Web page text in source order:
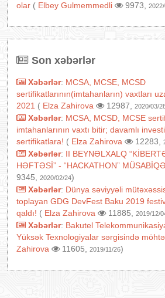
olar ( Elbey Gulmemmedli 9973,
Son xəbərlər
Xəbərlər: MCSA, MCSE, MCSD
sertifikatlarının(imtahanların) vaxtları
2021 ( Elza Zahirova 12987, 2020/03/
Xəbərlər: MCSA, MCSD, MCSE
imtahanlarının vaxtı bitir; davamlı
sertifikatlara! ( Elza Zahirova 12283,
Xəbərlər: II BEYNƏLXALQ
HƏFTƏSİ” - “HACKATHON”
9345,
2020/02/24)
Xəbərlər: Dünya səviyyəli
toplayan GDG DevFest Baku 2019
qaldı! ( Elza Zahirova 11885, 2019/12/
Xəbərlər: Bakutel
Yüksək Texnologiyalar sərgisində
Zahirova
11605, 2019/11/26)